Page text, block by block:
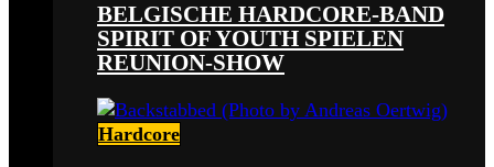
BELGISCHE HARDCORE-BAND
SPIRIT OF YOUTH SPIELEN
REUNION-SHOW
Hardcore